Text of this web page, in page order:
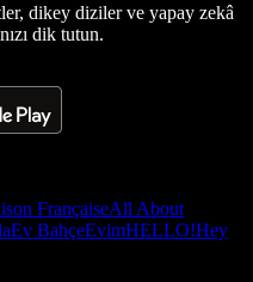
dikey diziler ve yapay zekâ
dik tutun.
FrançaiseAll About
Ev BahçeEvimHELLO!Hey